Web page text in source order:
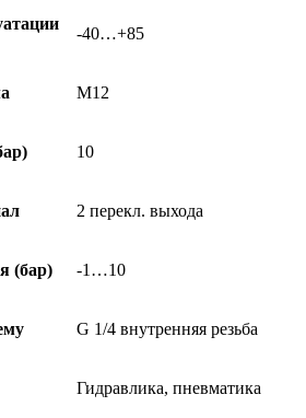
-40…+85
M12
10
2 перекл. выхода
(бар) -1…10
G 1/4 внутренняя резьба
Гидравлика, пневматика